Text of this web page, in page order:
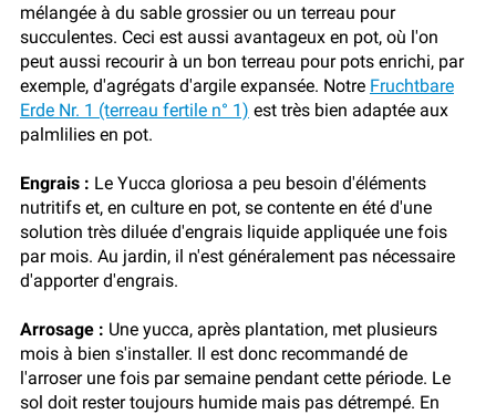
mélangée à du sable grossier ou un terreau pour
succulentes. Ceci est aussi avantageux en pot, où l'on
peut aussi recourir à un bon terreau pour pots enrichi, par
exemple, d'agrégats d'argile expansée. Notre Fruchtbare
Erde Nr. 1 (terreau fertile n° 1) est très bien adaptée aux
palmlilies en pot.
Engrais : Le Yucca gloriosa a peu besoin d'éléments
nutritifs et, en culture en pot, se contente en été d'une
solution très diluée d'engrais liquide appliquée une fois
par mois. Au jardin, il n'est généralement pas nécessaire
d'apporter d'engrais.
Arrosage : Une yucca, après plantation, met plusieurs
mois à bien s'installer. Il est donc recommandé de
l'arroser une fois par semaine pendant cette période. Le
sol doit rester toujours humide mais pas détrempé. En